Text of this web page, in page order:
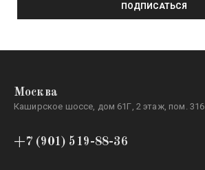
ПОДПИСАТЬСЯ
Москва
Каширское шоссе, дом 61Г, 2 этаж, пом. 316
+7 (901) 519-88-36